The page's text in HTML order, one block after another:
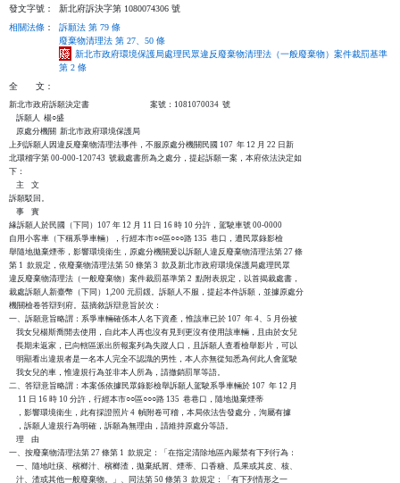
發文字號：
新北府訴決字第 1080074306 號
相關法條 ：
訴願法 第 79 條
廢棄物清理法 第 27、50 條
新北市政府環境保護局處理民眾違反廢棄物清理法（一般廢棄物）案件裁罰基準
第 2 條
全
文：
新北市政府訴願決定書                                  案號：1081070034  號
    訴願人  楊○盛
    原處分機關  新北市政府環境保護局
上列訴願人因違反廢棄物清理法事件，不服原處分機關民國 107  年 12 月 22 日新
北環稽字第 00-000-120743  號裁處書所為之處分，提起訴願一案，本府依法決定如
下：
    主    文
訴願駁回。
    事    實
緣訴願人於民國（下同）107 年 12 月 11 日 16 時 10 分許，駕駛車號 00-0000
自用小客車（下稱系爭車輛），行經本市○○區○○○路 135  巷口，遭民眾錄影檢
舉隨地拋棄煙蒂，影響環境衛生，原處分機關爰以訴願人違反廢棄物清理法第 27 條
第 1  款規定，依廢棄物清理法第 50 條第 3  款及新北市政府環境保護局處理民眾
違反廢棄物清理法（一般廢棄物）案件裁罰基準第 2  點附表規定，以首揭裁處書，
裁處訴願人新臺幣（下同）1,200 元罰鍰。訴願人不服，提起本件訴願，並據原處分
機關檢卷答辯到府。茲摘敘訴辯意旨於次：
一、訴願意旨略謂：系爭車輛確係本人名下資產，惟該車已於 107  年 4、5 月份被
    我女兒楊斯喬開去使用，自此本人再也沒有見到更沒有使用該車輛，且由於女兒
    長期未返家，已向轄區派出所報案列為失蹤人口，且訴願人查看檢舉影片，可以
    明顯看出違規者是一名本人完全不認識的男性，本人亦無從知悉為何此人會駕駛
    我女兒的車，惟違規行為並非本人所為，請撤銷罰單等語。
二、答辯意旨略謂：本案係依據民眾錄影檢舉訴願人駕駛系爭車輛於 107  年 12 月
     11 日 16 時 10 分許，行經本市○○區○○○路 135  巷巷口，隨地拋棄煙蒂
    ，影響環境衛生，此有採證照片 4  幀附卷可稽，本局依法告發處分，洵屬有據
    ，訴願人違規行為明確，訴願為無理由，請維持原處分等語。
    理    由
一、按廢棄物清理法第 27 條第 1  款規定：「在指定清除地區內嚴禁有下列行為：
    一、隨地吐痰、檳榔汁、檳榔渣，拋棄紙屑、煙蒂、口香糖、瓜果或其皮、核、
    汁、渣或其他一般廢棄物。」、同法第 50 條第 3  款規定：「有下列情形之一